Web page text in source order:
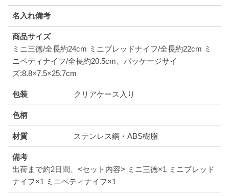
名入れ備考
商品サイズ
ミニ三徳/全長約24cm ミニブレッドナイフ/全長約22cm ミ
ニペティナイフ/全長約20.5cm、パッケージサイ
ズ:8.8×7.5×25.7cm
包装 クリアケース入り
色柄
材質 ステンレス鋼・ABS樹脂
備考
出荷まで約2日間、<セット内容> ミニ三徳×1 ミニブレッド
ナイフ×1 ミニペティナイフ×1